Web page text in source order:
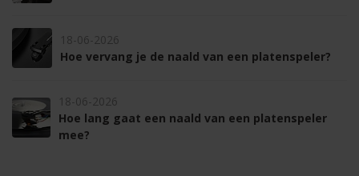
18-06-2026
Hoe vervang je de naald van een platenspeler?
18-06-2026
Hoe lang gaat een naald van een platenspeler
mee?